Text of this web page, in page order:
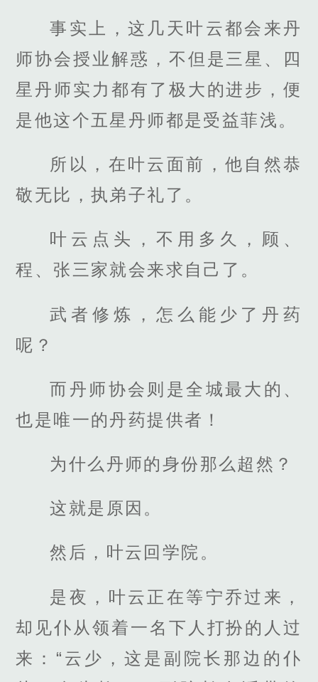
事实上，这几天叶云都会来丹
师协会授业解惑，不但是三星、四
星丹师实力都有了极大的进步，便
是他这个五星丹师都是受益菲浅。
所以，在叶云面前，他自然恭
敬无比，执弟子礼了。
叶云点头，不用多久，顾、
程、张三家就会来求自己了。
武者修炼，怎么能少了丹药
呢？
而丹师协会则是全城最大的、
也是唯一的丹药提供者！
为什么丹师的身份那么超然？
这就是原因。
然后，叶云回学院。
是夜，叶云正在等宁乔过来，
却见仆从领着一名下人打扮的人过
来：“云少，这是副院长那边的仆